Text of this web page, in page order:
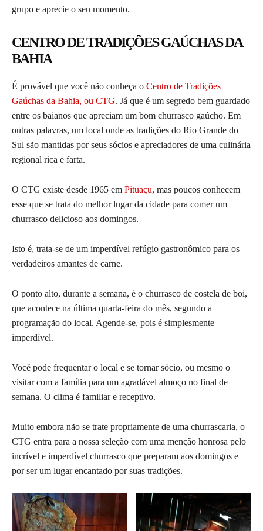
grupo e aprecie o seu momento.
CENTRO DE TRADIÇÕES GAÚCHAS DA
BAHIA
É provável que você não conheça o Centro de Tradições
Gaúchas da Bahia, ou CTG. Já que é um segredo bem guardado
entre os baianos que apreciam um bom churrasco gaúcho. Em
outras palavras, um local onde as tradições do Rio Grande do
Sul são mantidas por seus sócios e apreciadores de uma culinária
regional rica e farta.
O CTG existe desde 1965 em Pituaçu, mas poucos conhecem
esse que se trata do melhor lugar da cidade para comer um
churrasco delicioso aos domingos.
Isto é, trata-se de um imperdível refúgio gastronômico para os
verdadeiros amantes de carne.
O ponto alto, durante a semana, é o churrasco de costela de boi,
que acontece na última quarta-feira do mês, segundo a
programação do local. Agende-se, pois é simplesmente
imperdível.
Você pode frequentar o local e se tornar sócio, ou mesmo o
visitar com a família para um agradável almoço no final de
semana. O clima é familiar e receptivo.
Muito embora não se trate propriamente de uma churrascaria, o
CTG entra para a nossa seleção com uma menção honrosa pelo
incrível e imperdível churrasco que preparam aos domingos e
por ser um lugar encantado por suas tradições.